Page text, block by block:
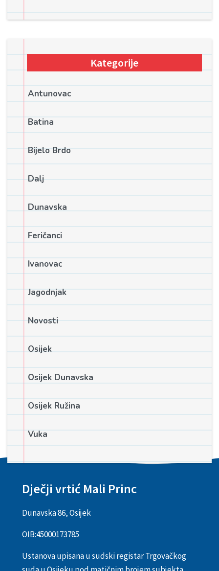
Kategorije
Antunovac
Batina
Bijelo Brdo
Dalj
Dunavska
Feričanci
Ivanovac
Jagodnjak
Novosti
Osijek
Osijek Dunavska
Osijek Ružina
Vuka
Dječji vrtić Mali Princ
Dunavska 86, Osijek
OIB:45000173785
Ustanova upisana u sudski registar Trgovačkog